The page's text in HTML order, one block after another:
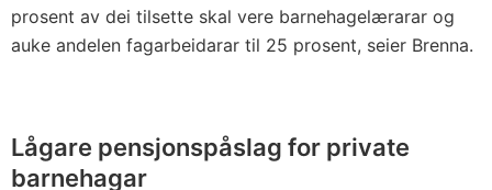
prosent av dei tilsette skal vere barnehagelærarar og
auke andelen fagarbeidarar til 25 prosent, seier Brenna.
Lågare pensjonspåslag for private
barnehagar